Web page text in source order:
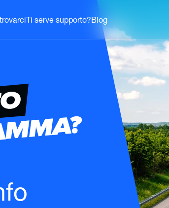
Ti serve supporto?Blog